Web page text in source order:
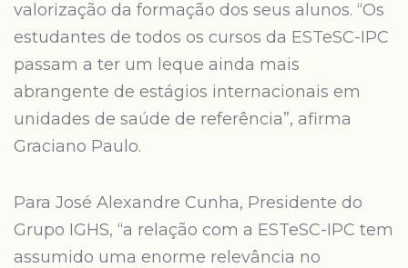
valorização da formação dos seus alunos. “Os
estudantes de todos os cursos da ESTeSC-IPC
passam a ter um leque ainda mais
abrangente de estágios internacionais em
unidades de saúde de referência”, afirma
Graciano Paulo.
Para José Alexandre Cunha, Presidente do
Grupo IGHS, “a relação com a ESTeSC-IPC tem
assumido uma enorme relevância no